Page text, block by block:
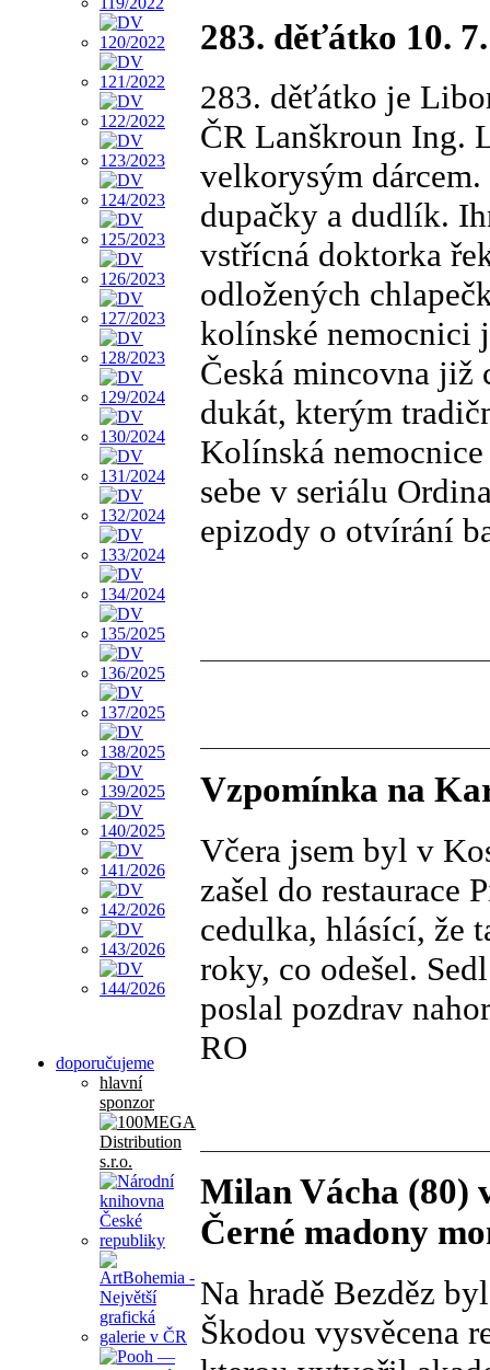
doporučujeme
hlavní
sponzor
283. děťátko 10.
283. děťátko je
ČR Lanškroun Ing.
velkorysým
dupačky a dudlík.
vstřícná doktorka
odložených
kolínské nemocnici
Česká mincovna již
dukát, kterým
Kolínská
sebe v seriálu
epizody o otvírání
Vzpomínka na
Včera jsem byl v
zašel do restaurace
cedulka, hlásící, že
roky, co odešel.
poslal pozdrav
RO
Milan Vácha (80)
Černé madony
Na hradě Bezděz
Škodou vysvěcena